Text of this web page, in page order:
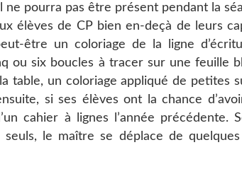
ne pourra pas être présent pendant la
élèves de CP bien en-deçà de leurs
être un coloriage de la ligne
ou six boucles à tracer sur une feuille
table, un coloriage appliqué de petites
si ses élèves ont la chance
cahier à lignes l’année précédente.
seuls, le maître se déplace de